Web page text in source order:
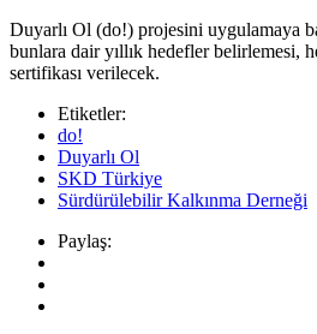
Duyarlı Ol (do!) projesini uygulamaya
bunlara dair yıllık hedefler belirlemesi,
sertifikası verilecek.
Etiketler:
do!
Duyarlı Ol
SKD Türkiye
Sürdürülebilir Kalkınma Derneği
Paylaş: